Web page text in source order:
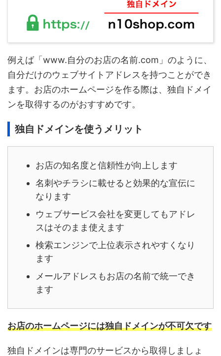
例えば「www.自分のお店の名前.com」のように、
自分だけのウェブサイトアドレスを持つことができ
ます。お店のホームページを作る際は、独自ドメイ
ンを取得するのがおすすめです。
独自ドメインを使うメリット
お店の知名度と信頼性が向上します
名刺やチラシに載せると効果的な宣伝に
なります
ウェブサービス会社を変更してもアドレ
スはそのまま使えます
検索エンジンで上位表示されやすくなり
ます
メールアドレスもお店の名前で統一でき
ます
お店のホームページには独自ドメインが不可欠です
独自ドメインは専門のサービスから取得しましょ